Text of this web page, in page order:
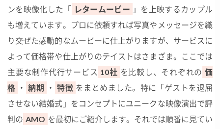
ンを映像化した「 レタームービー 」を上映するカップル
も増えています。プロに依頼すれば写真やメッセージを織
り交ぜた感動的なムービーに仕上がりますが、サービスに
よって価格帯や仕上がりのテイストはさまざま。ここでは
主要な制作代行サービス 10社 を比較し、それぞれの 価
格 ・ 納期 ・ 特徴 をまとめました。特に「ゲストを退屈
させない結婚式」をコンセプトにユニークな映像演出で評
判の AMO を最初にご紹介します。それでは順番に見てい